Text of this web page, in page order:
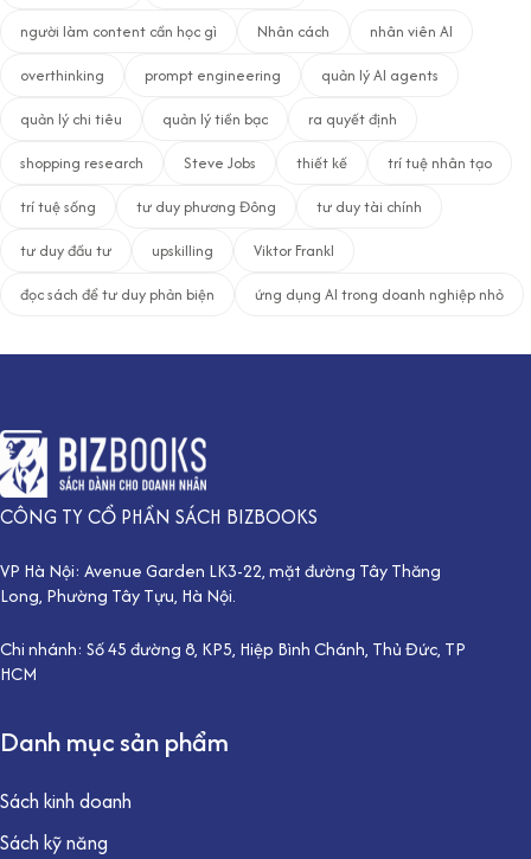
người làm content cần học gì
Nhân cách
nhân viên AI
overthinking
prompt engineering
quản lý AI agents
quản lý chi tiêu
quản lý tiền bạc
ra quyết định
shopping research
Steve Jobs thiết kế
trí tuệ nhân tạo
trí tuệ sống
tư duy phương Đông
tư duy tài chính
tư duy đầu tư
upskilling
Viktor Frankl
đọc sách để tư duy phản biện
ứng dụng AI trong doanh nghiệp nhỏ
CÔNG TY CỔ PHẦN SÁCH BIZBOOKS
VP Hà Nội: Avenue Garden LK3-22, mặt đường Tây Thăng
Long, Phường Tây Tựu, Hà Nội.
Chi nhánh: Số 45 đường 8, KP5, Hiệp Bình Chánh, Thủ Đức, TP
HCM
Danh mục sản phẩm
Sách kinh doanh
Sách kỹ năng